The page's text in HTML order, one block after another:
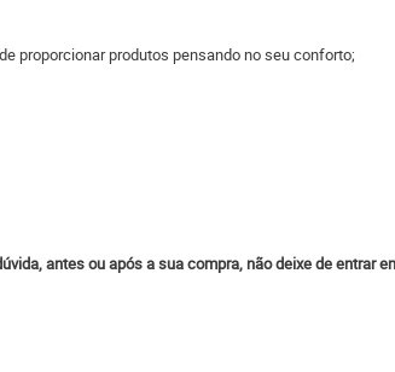
proporcionar produtos pensando no seu conforto;
antes ou após a sua compra, não deixe de entrar